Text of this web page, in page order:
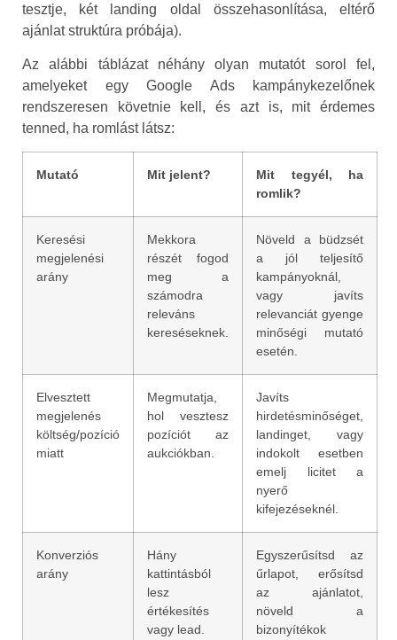
tesztje, két landing oldal összehasonlítása, eltérő
ajánlat struktúra próbája).
Az alábbi táblázat néhány olyan mutatót sorol fel,
amelyeket egy Google Ads kampánykezelőnek
rendszeresen követnie kell, és azt is, mit érdemes
tenned, ha romlást látsz:
Mutató Mit jelent?
Mit tegyél, ha
romlik?
Keresési
megjelenési
arány
Mekkora
részét fogod
meg a
számodra
releváns
kereséseknek.
Növeld a büdzsét
a jól teljesítő
kampányoknál,
vagy javíts
relevanciát gyenge
minőségi mutató
esetén.
Elvesztett
megjelenés
költség/pozíció
miatt
Megmutatja,
hol vesztesz
pozíciót az
aukciókban.
Javíts
hirdetésminőséget,
landinget, vagy
indokolt esetben
emelj licitet a
nyerő
kifejezéseknél.
Konverziós
arány
Hány
kattintásból
lesz
értékesítés
vagy lead.
Egyszerűsítsd az
űrlapot, erősítsd
az ajánlatot,
növeld a
bizonyítékok